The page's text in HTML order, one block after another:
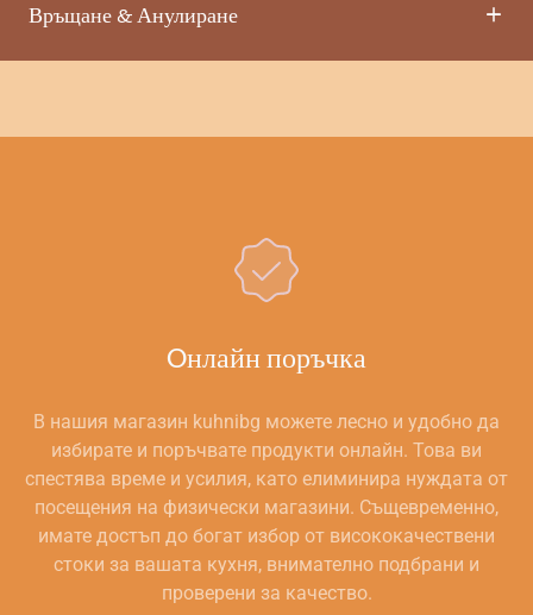
Връщане & Анулиране
Oнлайн поръчка
В нашия магазин kuhnibg можете лесно и удобно да
избирате и поръчвате продукти онлайн. Това ви
спестява време и усилия, като елиминира нуждата от
посещения на физически магазини. Същевременно,
имате достъп до богат избор от висококачествени
стоки за вашата кухня, внимателно подбрани и
проверени за качество.